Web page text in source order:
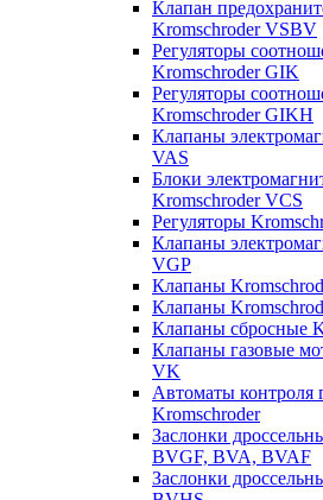
Клапан
Kromschroder VSBV
Регуляторы
Kromschroder GIK
Регуляторы
Kromschroder GIKH
Клапаны
VAS
Блоки
Kromschroder VCS
Регуляторы
Клапаны
VGP
Клапаны
Клапаны
Клапаны сбросные
Клапаны газовые
VK
Автоматы контроля
Kromschroder
Заслонки
BVGF, BVA, BVAF
Заслонки